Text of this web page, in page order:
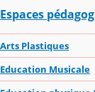
Espaces
Arts Plastiques
Education Musicale